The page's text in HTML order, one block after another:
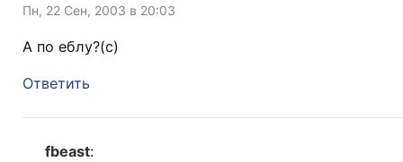
Пн, 22 Сен, 2003 в 20:03
А по еблу?(с)
Ответить
fbeast: